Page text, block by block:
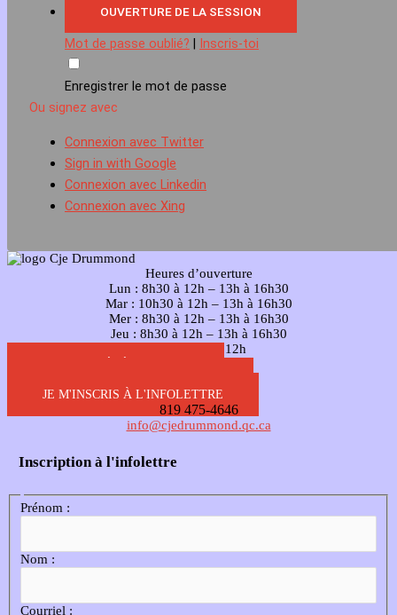
Mot de passe oublié? | Inscris-toi
Enregistrer le mot de passe
Ou signez avec
Connexion avec Twitter
Sign in with Google
Connexion avec Linkedin
Connexion avec Xing
Heures d’ouverture
Lun : 8h30 à 12h – 13h à 16h30
Mar : 10h30 à 12h – 13h à 16h30
Mer : 8h30 à 12h – 13h à 16h30
Jeu : 8h30 à 12h – 13h à 16h30
Ven : 8h30 à 12h
JE M'INSCRIS À L'INFOLETTRE
819 475-4646
info@cjedrummond.qc.ca
Inscription à l'infolettre
Prénom :
Nom :
Courriel :